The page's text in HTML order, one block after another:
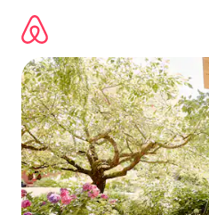
sadržaj